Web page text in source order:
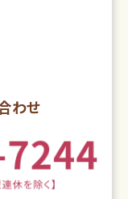
わせ